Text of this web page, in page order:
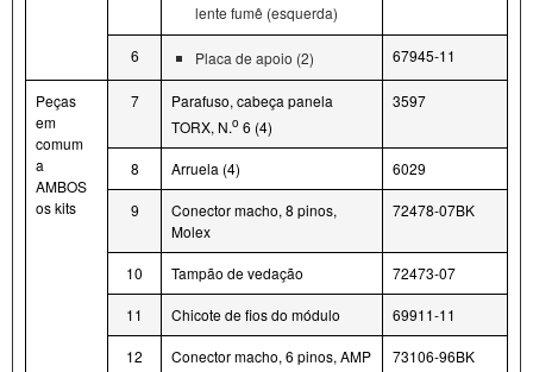
lente fumê (esquerda)
6 Placa de apoio (2) 67945-11
Peças
em
comum
a
AMBOS
os kits
7
Parafuso, cabeça panela
TORX, N.o 6 (4)
3597
8 Arruela (4) 6029
9
Conector macho, 8 pinos,
Molex
72478-07BK
10 Tampão de vedação 72473-07
11 Chicote de fios do módulo 69911-11
12 Conector macho, 6 pinos, AMP 73106-96BK